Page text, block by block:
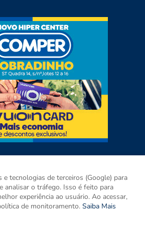
e tecnologias de terceiros (Google) para
analisar o tráfego. Isso é feito para
experiência ao usuário. Ao acessar,
de monitoramento. Saiba Mais